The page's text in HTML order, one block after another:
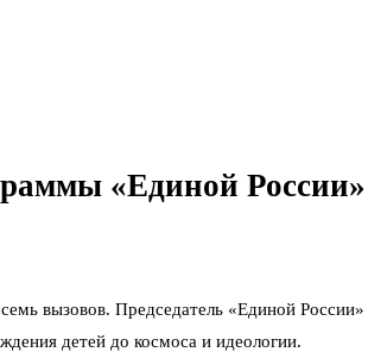
«Единой России»
вызовов. Председатель «Единой
детей до космоса и идеологии.